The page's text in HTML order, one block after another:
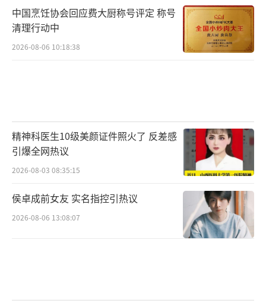
中国烹饪协会回应费大厨称号评定 称号
清理行动中
2026-08-06 10:18:38
精神科医生10级美颜证件照火了 反差感
引爆全网热议
2026-08-03 08:35:15
侯卓成前女友 实名指控引热议
2026-08-06 13:08:07